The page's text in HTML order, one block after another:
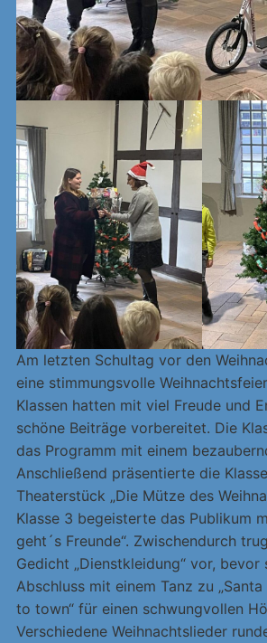
Am letzten Schultag vor den
eine stimmungsvolle
Klassen hatten mit viel Freude und
schöne Beiträge vorbereitet. Die
das Programm mit einem
Anschließend präsentierte die
Theaterstück „Die Mütze des
Klasse 3 begeisterte das Publikum
geht´s Freunde“. Zwischendurch
Gedicht „Dienstkleidung“ vor, bevor
Abschluss mit einem Tanz zu
to town“ für einen schwungvollen
Verschiedene Weihnachtslieder